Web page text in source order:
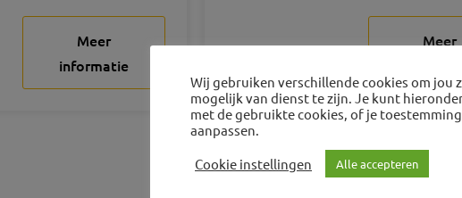
Meer
informatie
Meer
Wij gebruiken verschillende cookies om jou
mogelijk van dienst te zijn. Je kunt
met de gebruikte cookies, of je
aanpassen.
Cookie instellingen
Alle accepteren